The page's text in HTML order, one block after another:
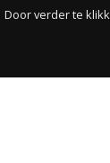
Door verder te